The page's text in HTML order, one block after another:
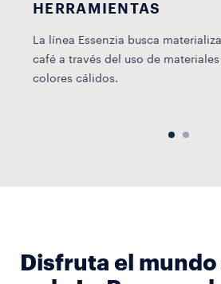
HERRAMIENTAS
La línea Essenzia busca
café a través del uso de
colores cálidos.
Disfruta el